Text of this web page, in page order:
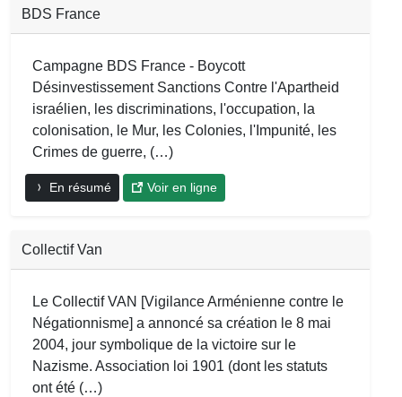
BDS France
Campagne BDS France - Boycott
Désinvestissement Sanctions Contre l'Apartheid
israélien, les discriminations, l'occupation, la
colonisation, le Mur, les Colonies, l'Impunité, les
Crimes de guerre, (…)
En résumé Voir en ligne
Collectif Van
Le Collectif VAN [Vigilance Arménienne contre le
Négationnisme] a annoncé sa création le 8 mai
2004, jour symbolique de la victoire sur le
Nazisme. Association loi 1901 (dont les statuts
ont été (…)